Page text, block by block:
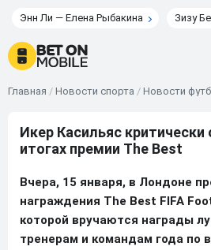
Энн Ли — Елена Рыбакина Зизу
Главная / Новости спорта / Новости
Икер Касильяс критически
итогах премии The Best
Вчера, 15 января, в Лондоне
награждения The Best FIFA
которой вручаются награды
тренерам и командам года по